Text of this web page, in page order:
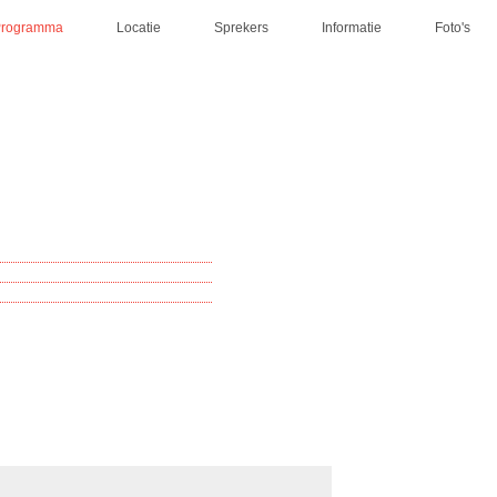
Locatie Sprekers Informatie Foto's